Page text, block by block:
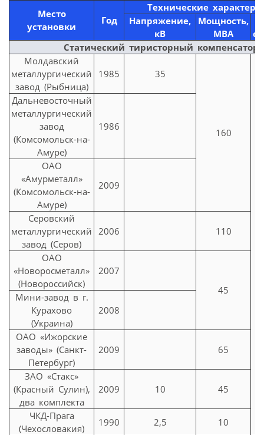
Место
установки
Год
Технические
Напряжение,
кВ
Мощность,
МВА
Статический тиристорный компенсатор
Молдавский
металлургический
завод (Рыбница)
1985 35
160
Дальневосточный
металлургический
завод
(Комсомольск-на-
Амуре)
1986
ОАО
«Амурметалл»
(Комсомольск-на-
Амуре)
2009
Серовский
металлургический
завод (Серов)
2006 110
ОАО
«Новоросметалл»
(Новороссийск)
2007
45
Мини-завод в г.
Курахово
(Украина)
2008
ОАО «Ижорские
заводы» (Санкт-
Петербург)
2009 65
ЗАО «Стакс»
(Красный Сулин),
два комплекта
2009 10 45
ЧКД-Прага
(Чехословакия)
1990 2,5
10